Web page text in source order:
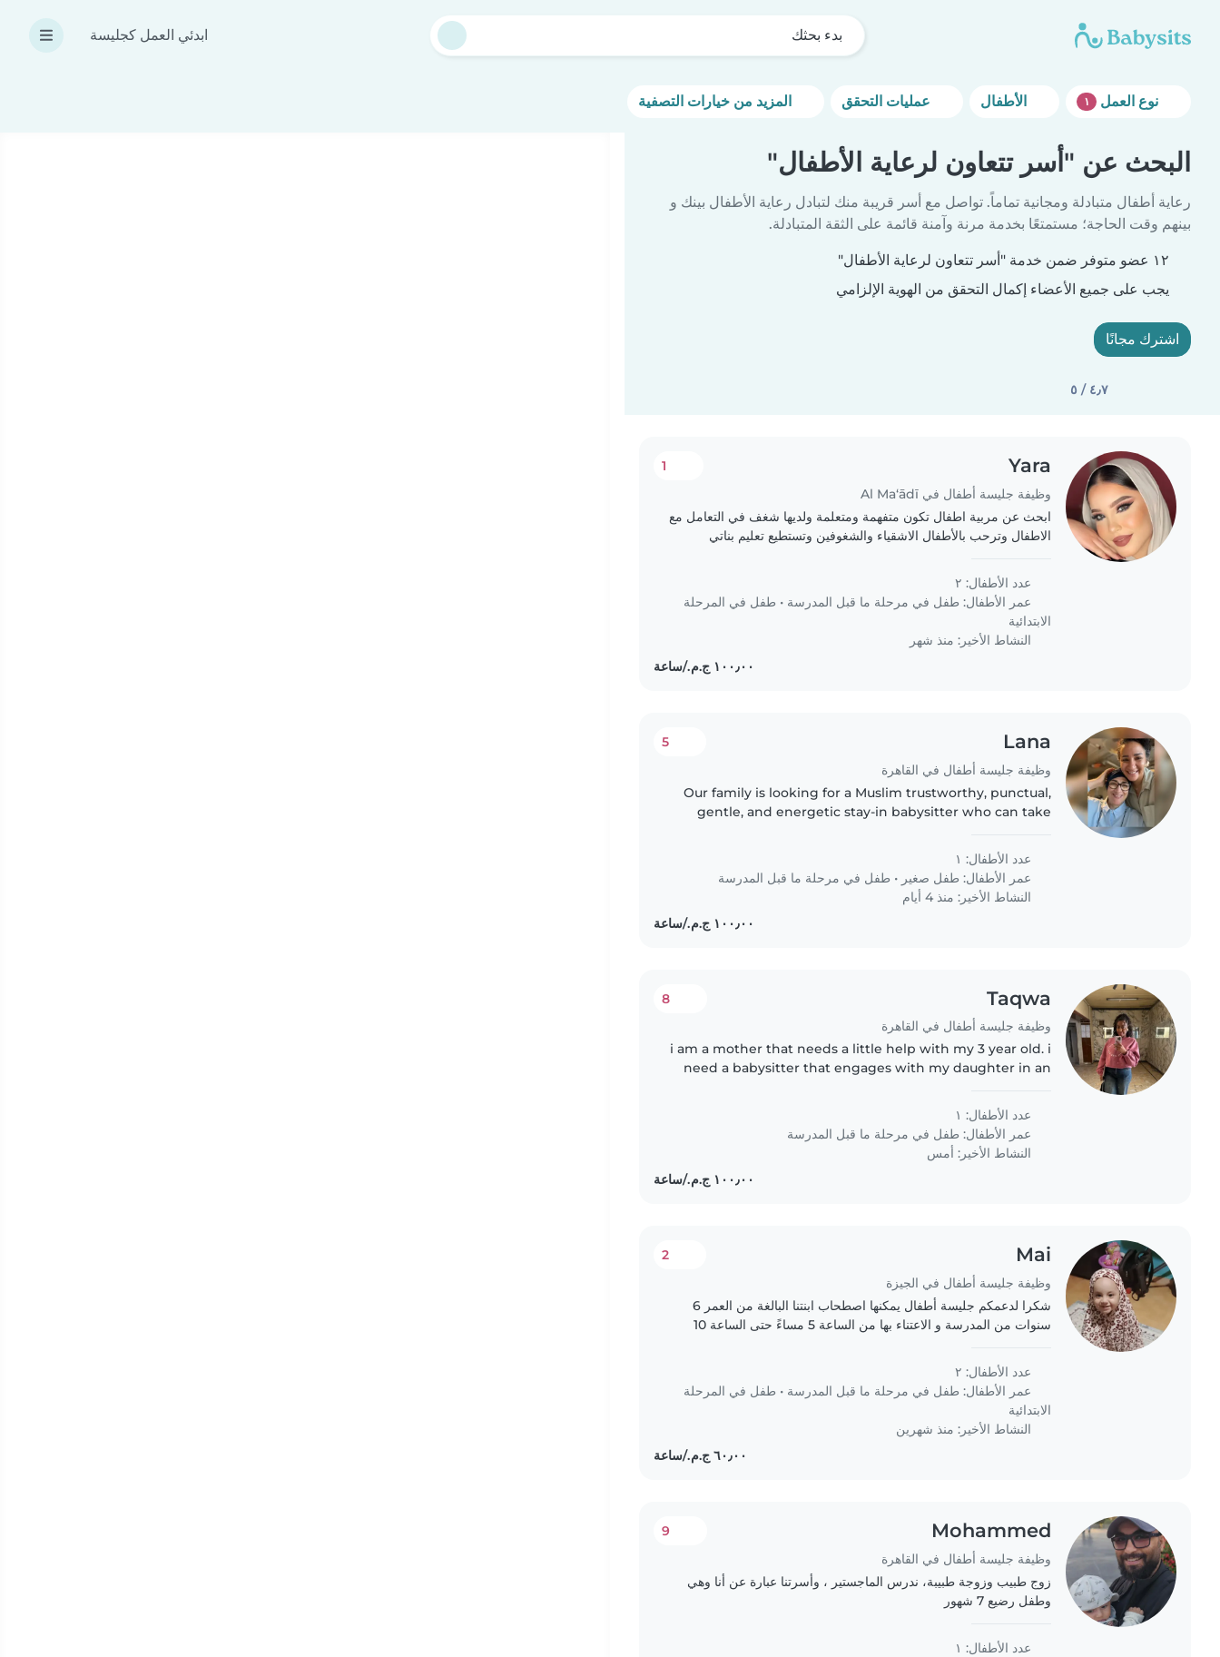
بدء بحثك ابدئي العمل كجليسة
١ المزيد من خيارات التصفية
البحث عن "أسر تتعاون لرعاية الأطفال"
رعاية أطفال متبادلة ومجانية تماماً. تواصل مع أسر قريبة منك لتبادل رعاية الأطفال بينك و
بينهم وقت الحاجة؛ مستمتعًا بخدمة مرنة وآمنة قائمة على الثقة المتبادلة.
١٢ عضو متوفر ضمن خدمة "أسر تتعاون لرعاية الأطفال"
يجب على جميع الأعضاء إكمال التحقق من الهوية الإلزامي
اشترك مجانًا
٤٫٧ / ٥
Yara
وظيفة جليسة أطفال في Al Ma‘ādī
1
ابحث عن مربية اطفال تكون متفهمة ومتعلمة ولديها شغف في التعامل مع
الاطفال وترحب بالأطفال الاشقياء والشغوفين وتستطيع تعليم بناتي
عدد الأطفال: ٢
عمر الأطفال: طفل في مرحلة ما قبل المدرسة • طفل في المرحلة
الابتدائية
النشاط الأخير: منذ شهر
Lana
وظيفة جليسة أطفال في القاهرة
5
Our family is looking for a Muslim trustworthy, punctual,
gentle, and energetic stay-in babysitter who can take
comfortable with..
عدد الأطفال: ١
عمر الأطفال: طفل صغير • طفل في مرحلة ما قبل المدرسة
النشاط الأخير: منذ 4 أيام
Taqwa
وظيفة جليسة أطفال في القاهرة
8
i am a mother that needs a little help with my 3 year old. i
need a babysitter that engages with my daughter in an
term babysitter...
عدد الأطفال: ١
عمر الأطفال: طفل في مرحلة ما قبل المدرسة
النشاط الأخير: أمس
Mai
وظيفة جليسة أطفال في الجيزة
2
شكرا لدعمكم جليسة أطفال يمكنها اصطحاب ابنتنا البالغة من العمر 6
سنوات من المدرسة و الاعتناء بها من الساعة 5 مساءً حتى الساعة 10
عدد الأطفال: ٢
عمر الأطفال: طفل في مرحلة ما قبل المدرسة • طفل في المرحلة
الابتدائية
النشاط الأخير: منذ شهرين
Mohammed
وظيفة جليسة أطفال في القاهرة
9
زوج طبيب وزوجة طبيبة، ندرس الماجستير ، وأسرتنا عبارة عن أنا وهي
وطفل رضيع 7 شهور
عدد الأطفال: ١